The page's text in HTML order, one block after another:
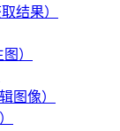
结果）
）
图像）